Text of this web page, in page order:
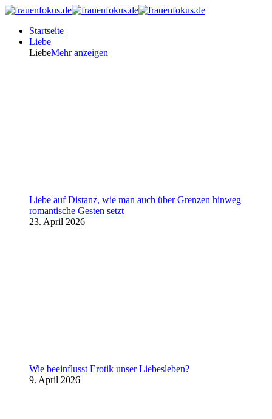
Startseite
Liebe
LiebeMehr anzeigen
Liebe auf Distanz, wie man auch über Grenzen hinweg
romantische Gesten setzt
23. April 2026
Wie beeinflusst Erotik unser Liebesleben?
9. April 2026